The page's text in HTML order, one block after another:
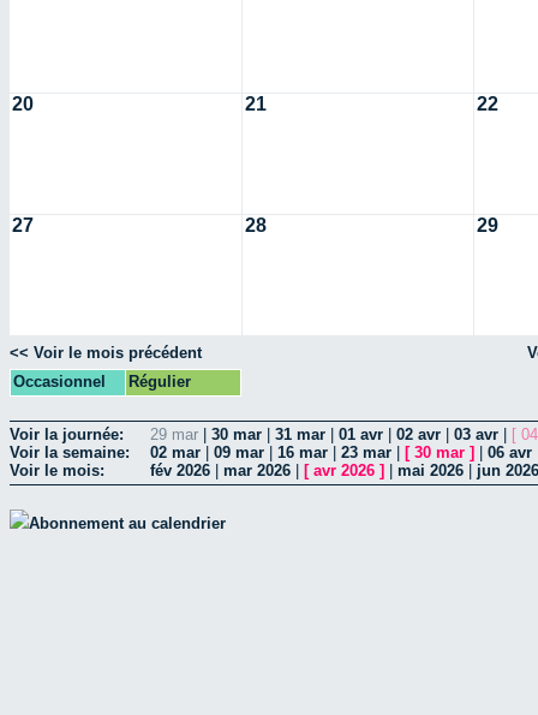
20 21 22
27 28 29
<< Voir le mois précédent
Occasionnel
Régulier
Voir la journée: 29 mar 30 mar 31 mar 01 avr 02 avr 03 avr
[
Voir la semaine:
02 mar 09 mar 16 mar 23 mar [ 30 mar ] 06 avr
Voir le mois:
fév 2026 mar 2026 [ avr 2026 ] mai 2026 jun 2026
Abonnement au calendrier